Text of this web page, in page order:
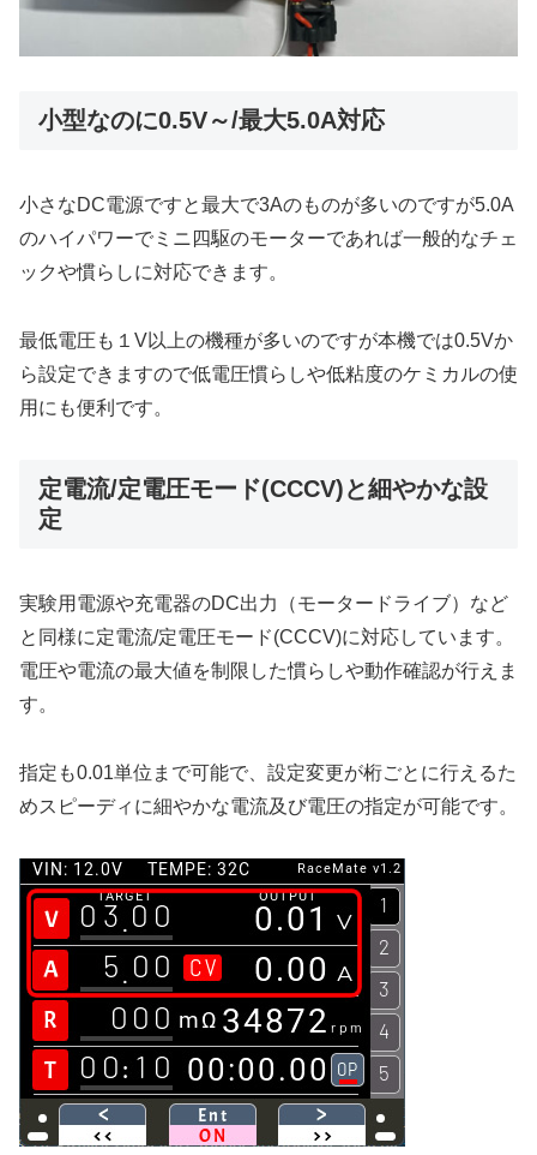
小型なのに0.5V～/最大5.0A対応
小さなDC電源ですと最大で3Aのものが多いのですが5.0A
のハイパワーでミニ四駆のモーターであれば一般的なチェ
ックや慣らしに対応できます。
最低電圧も１V以上の機種が多いのですが本機では0.5Vか
ら設定できますので低電圧慣らしや低粘度のケミカルの使
用にも便利です。
定電流/定電圧モード(CCCV)と細やかな設
定
実験用電源や充電器のDC出力（モータードライブ）など
と同様に定電流/定電圧モード(CCCV)に対応しています。
電圧や電流の最大値を制限した慣らしや動作確認が行えま
す。
指定も0.01単位まで可能で、設定変更が桁ごとに行えるた
めスピーディに細やかな電流及び電圧の指定が可能です。